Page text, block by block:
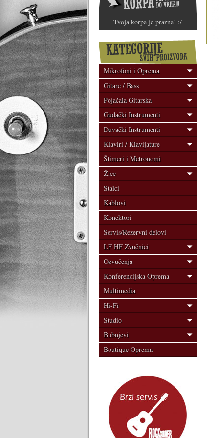
Tvoja korpa je prazna! :/
Mikrofoni i Oprema
Gitare / Bass
Pojačala Gitarska
Gudački Instrumenti
Duvački Instrumenti
Klaviri / Klavijature
Štimeri i Metronomi
Žice
Stalci
Kablovi
Konektori
Servis/Rezervni delovi
LF HF Zvučnici
Ozvučenja
Konferencijska Oprema
Multimedia
Hi-Fi
Studio
Bubnjevi
Boutique Oprema